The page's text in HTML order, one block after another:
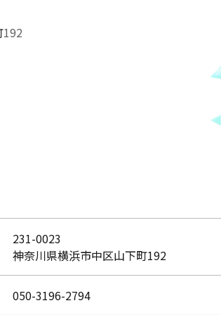
192
231-0023
神奈川県横浜市中区山下町192
050-3196-2794